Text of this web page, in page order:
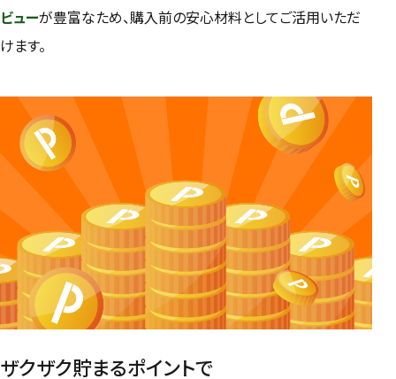
ビューが豊富なため、購入前の安心材料としてご活用いただ
けます。
ザクザク貯まるポイントで